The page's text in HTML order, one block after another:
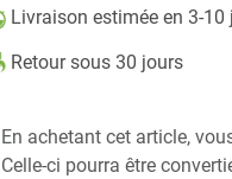
Livraison estimée en 3-10
Retour sous 30 jours
En achetant cet article,
Celle-ci pourra être